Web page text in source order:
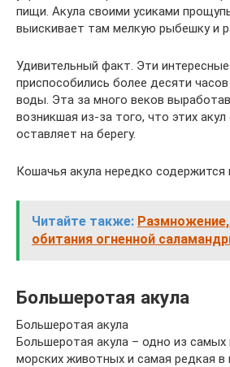
пищи. Акула своими усиками
выискивает там мелкую рыбешку и
Удивительный факт. Эти
приспособились более десяти
воды. Эта за много веков
возникшая из-за того, что этих акул
оставляет на берегу.
Кошачья акула нередко содержится
Читайте также:
обитания огненной
Большеротая акула
Большеротая акула
Большеротая акула – одно из самых
морских животных и самая редкая